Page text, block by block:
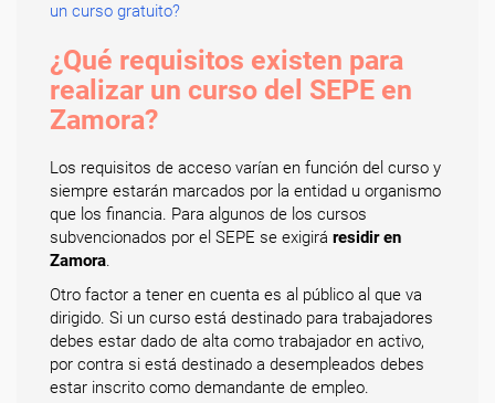
un curso gratuito?
¿Qué requisitos existen para
realizar un curso del SEPE en
Zamora?
Los requisitos de acceso varían en función del curso y
siempre estarán marcados por la entidad u organismo
que los financia. Para algunos de los cursos
subvencionados por el SEPE se exigirá residir en
Zamora.
Otro factor a tener en cuenta es al público al que va
dirigido. Si un curso está destinado para trabajadores
debes estar dado de alta como trabajador en activo,
por contra si está destinado a desempleados debes
estar inscrito como demandante de empleo.